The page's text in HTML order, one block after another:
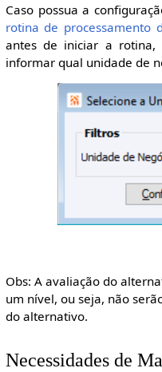
Caso possua a
rotina de processamento
antes de iniciar a
informar qual unidade de
Obs: A avaliação do
um nível, ou seja, não
do alternativo.
Necessidades de